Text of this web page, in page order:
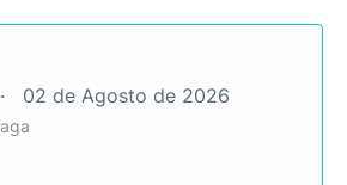
02 de Agosto de 2026